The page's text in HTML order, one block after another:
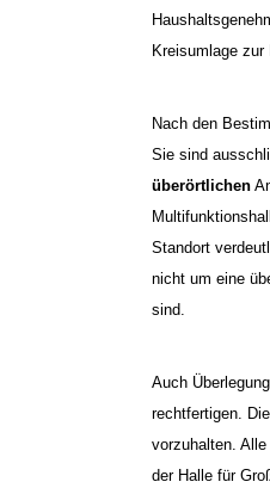
Kreisumlage zur
Nach den
Sie sind
überörtlichen
Standort
nicht um eine
sind.
Auch
rechtfertigen.
vorzuhalten.
der Halle für